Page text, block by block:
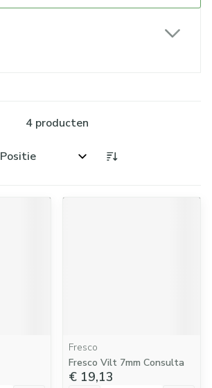
4producten
Sorteer op:
Fresco
Fresco Vilt 7mm Consulta
€ 19,13